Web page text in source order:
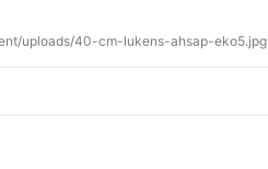
uploads/40-cm-lukens-ahsap-eko5.jpg